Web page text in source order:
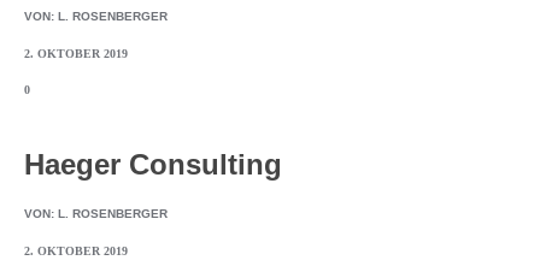
VON: L. ROSENBERGER
2. OKTOBER 2019
0
Haeger Consulting
VON: L. ROSENBERGER
2. OKTOBER 2019